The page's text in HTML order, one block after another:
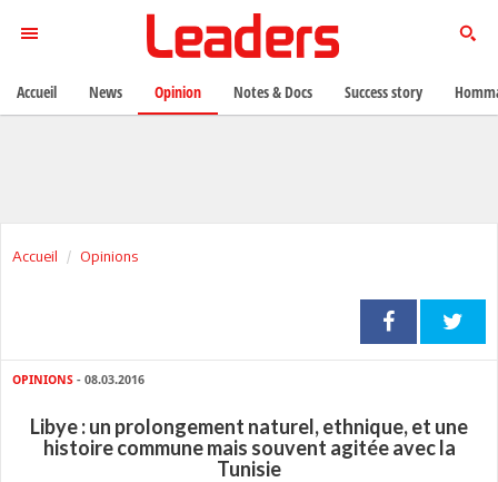
Accueil Opinions
OPINIONS - 08.03.2016
Libye : un prolongement naturel, ethnique, et une
histoire commune mais souvent agitée avec la
Tunisie
Accueil News Opinion Notes & Docs Success story